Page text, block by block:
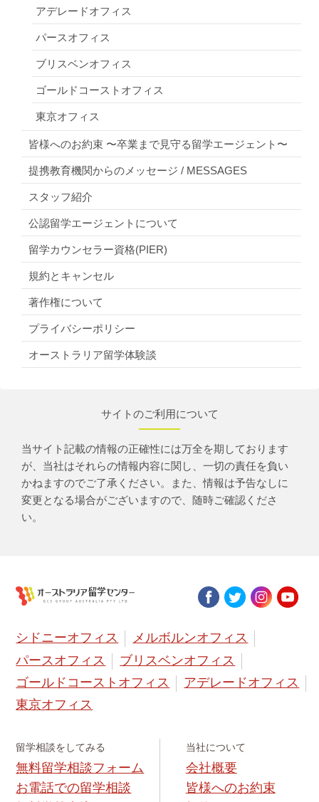
アデレードオフィス
パースオフィス
ブリスベンオフィス
ゴールドコーストオフィス
東京オフィス
皆様へのお約束 〜卒業まで見守る留学エージェント〜
提携教育機関からのメッセージ / MESSAGES
スタッフ紹介
公認留学エージェントについて
留学カウンセラー資格(PIER)
規約とキャンセル
著作権について
プライバシーポリシー
オーストラリア留学体験談
サイトのご利用について
当サイト記載の情報の正確性には万全を期しております
が、当社はそれらの情報内容に関し、一切の責任を負い
かねますのでご了承ください。また、情報は予告なしに
変更となる場合がございますので、随時ご確認くださ
い。
シドニーオフィス
メルボルンオフィス
パースオフィス
ブリスベンオフィス
ゴールドコーストオフィス
アデレードオフィス
東京オフィス
留学相談をしてみる
無料留学相談フォーム
お電話での留学相談
当社について
会社概要
皆様へのお約束